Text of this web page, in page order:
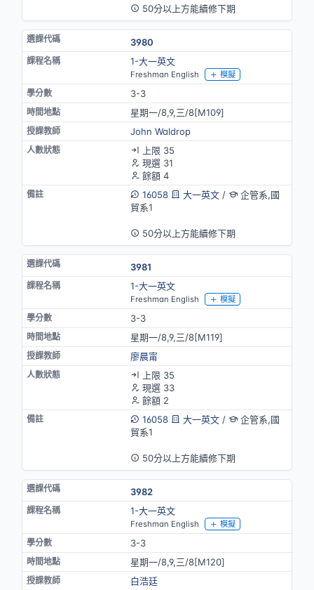
50分以上方能續修下期
3980
1-大一英文
Freshman English 模擬
3-3
星期一/8,9,三/8[M109]
John Waldrop
上限 35
現選 31
餘額 4
16058
大一英文/
企管系,國
貿系1
50分以上方能續修下期
3981
1-大一英文
Freshman English 模擬
3-3
星期一/8,9,三/8[M119]
廖晨甯
上限 35
現選 33
餘額 2
16058
大一英文/
企管系,國
貿系1
50分以上方能續修下期
3982
1-大一英文
Freshman English 模擬
3-3
星期一/8,9,三/8[M120]
白浩廷